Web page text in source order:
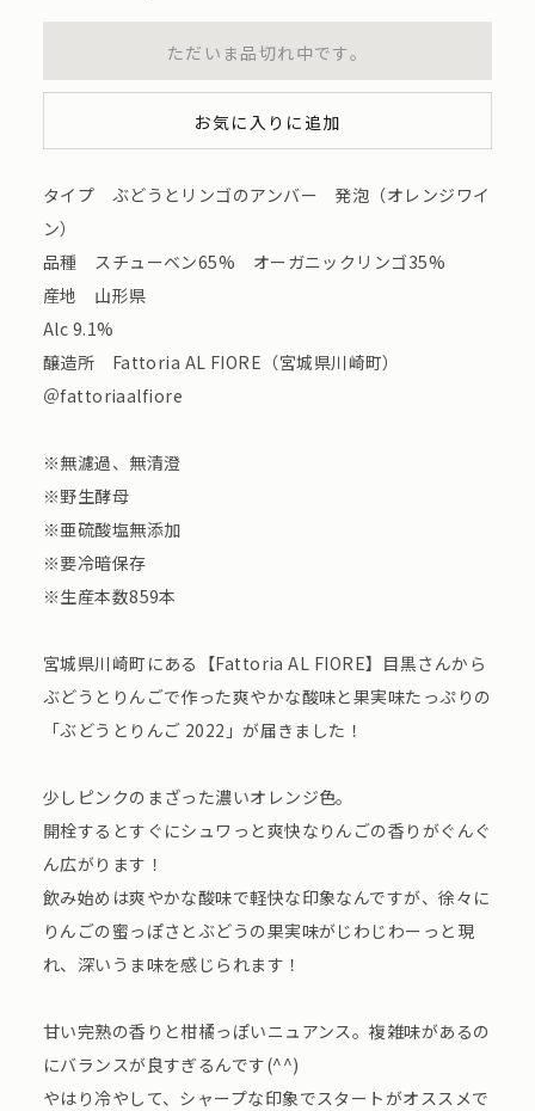
ただいま品切れ中です。
お気に入りに追加
タイプ ぶどうとリンゴのアンバー 発泡（オレンジワイ
ン）
品種 スチューベン65% オーガニックリンゴ35%
産地 山形県
Alc 9.1%
醸造所 Fattoria AL FIORE（宮城県川崎町）
＠fattoriaalfiore
※無濾過、無清澄
※野生酵母
※亜硫酸塩無添加
※要冷暗保存
※生産本数859本
宮城県川崎町にある【Fattoria AL FIORE】目黒さんから
ぶどうとりんごで作った爽やかな酸味と果実味たっぷりの
「ぶどうとりんご 2022」が届きました！
少しピンクのまざった濃いオレンジ色。
開栓するとすぐにシュワっと爽快なりんごの香りがぐんぐ
ん広がります！
飲み始めは爽やかな酸味で軽快な印象なんですが、徐々に
りんごの蜜っぽさとぶどうの果実味がじわじわーっと現
れ、深いうま味を感じられます！
甘い完熟の香りと柑橘っぽいニュアンス。複雑味があるの
にバランスが良すぎるんです(^^)
やはり冷やして、シャープな印象でスタートがオススメで